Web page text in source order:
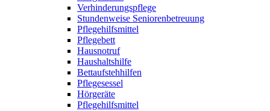
Verhinderungspflege
Stundenweise Seniorenbetreuung
Pflegehilfsmittel
Pflegebett
Hausnotruf
Haushaltshilfe
Bettaufstehhilfen
Pflegesessel
Hörgeräte
Pflegehilfsmittel